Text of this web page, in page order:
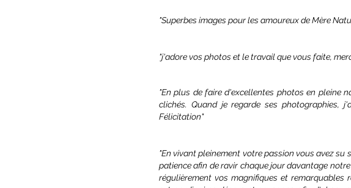
"Superbes images pour les amoureux de Mère
"j'adore vos photos et le travail que vous faite,
"En plus de faire d'excellentes photos en pleine
clichés. Quand je regarde ses photographies,
Félicitation"
"En vivant pleinement votre passion vous avez
patience afin de ravir chaque jour davantage
régulièrement vos magnifiques et